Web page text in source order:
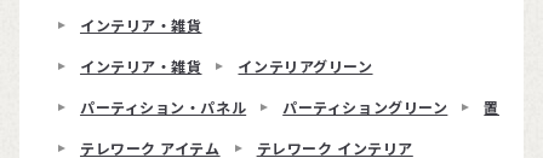
インテリア・雑貨
インテリア・雑貨
インテリアグリーン
パーティション・パネル
パーティショングリーン
置くだ
テレワーク アイテム
テレワーク インテリア